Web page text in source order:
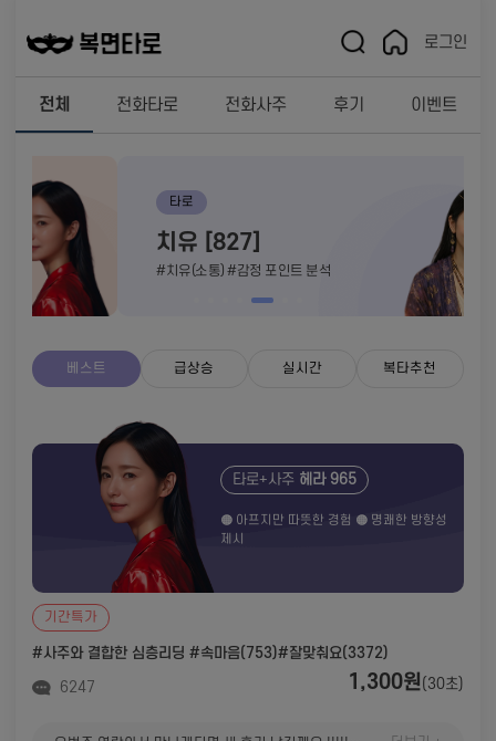
로그인
전체 전화타로 전화사주 후기 이벤트
치유 [827]
#치유(소통) #감정 포인트 분석
베스트 급상승 실시간 복타추천
타로+사주 헤라 965
🟠 아프지만 따뜻한 경험 🟠 명쾌한 방향성
제시
기간특가
#사주와 결합한 심층리딩 #속마음(753)#잘맞춰요(3372)
6247 1,300원(30초)